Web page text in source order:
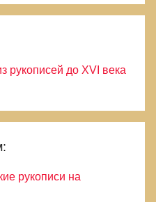
рукописей до XVI века
рукописи на